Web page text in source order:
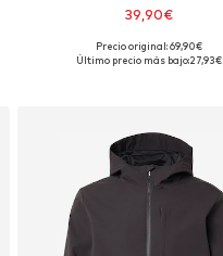
39,90€
Tallas disponibles: S, M, L
Precio original: 69,90€
Último precio más bajo:27,93€